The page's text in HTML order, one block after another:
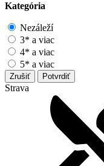
Kategória
Nezáleží
3* a viac
4* a viac
5* a viac
Zrušiť Potvrdiť
Strava